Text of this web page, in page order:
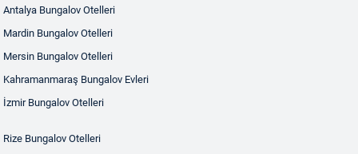
Antalya Bungalov Otelleri
Mardin Bungalov Otelleri
Mersin Bungalov Otelleri
Kahramanmaraş Bungalov Evleri
İzmir Bungalov Otelleri
Rize Bungalov Otelleri